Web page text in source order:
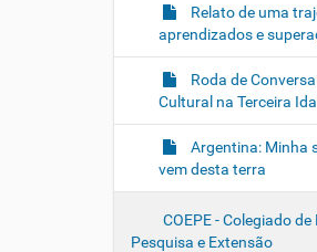
Relato de uma
aprendizados e
Roda de
Cultural na Terceira
Argentina: Minha
vem desta terra
COEPE - Colegiado de
Pesquisa e Extensão